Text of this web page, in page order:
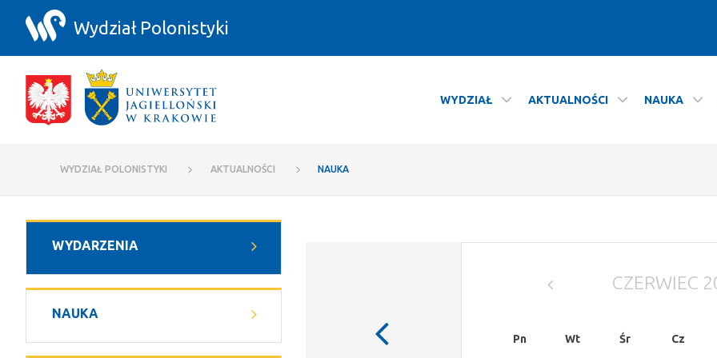
Przejdź do zawartości
Wydział Polonistyki
WYDZIAŁ AKTUALNOŚCI NAUKA
WYDZIAŁ POLONISTYKI AKTUALNOŚCI NAUKA
WYDARZENIA
NAUKA
Poprzedni
PoprzedniCZERWIEC
Pn Wt Śr Cz